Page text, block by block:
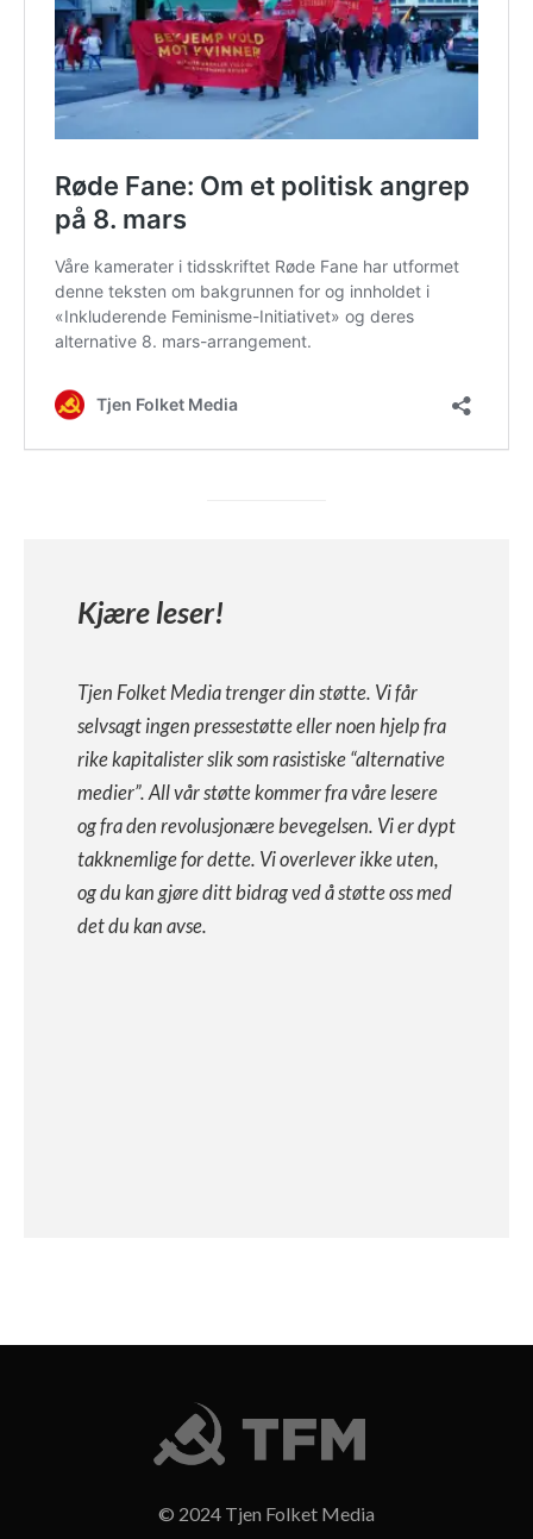
Kjære leser!
Tjen Folket Media trenger din støtte. Vi får
selvsagt ingen pressestøtte eller noen hjelp fra
rike kapitalister slik som rasistiske “alternative
medier”. All vår støtte kommer fra våre lesere
og fra den revolusjonære bevegelsen. Vi er dypt
takknemlige for dette. Vi overlever ikke uten,
og du kan gjøre ditt bidrag ved å støtte oss med
det du kan avse.
© 2024 Tjen Folket Media